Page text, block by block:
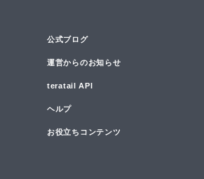
公式ブログ
運営からのお知らせ
teratail API
ヘルプ
お役立ちコンテンツ